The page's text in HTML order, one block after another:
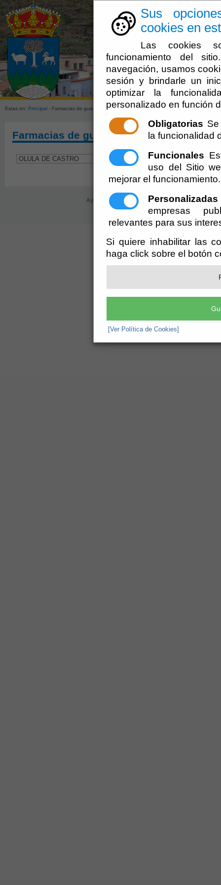
Sus
cookies en
Las cookies
funcionamiento del
navegación, usamos
sesión y brindarle un
optimizar la
personalizado en función
Obligatorias
la funcionalidad
Funcionales
uso del Sitio
mejorar el funcionamiento.
Personalizadas
empresas
relevantes para sus
Si quiere inhabilitar las
haga click sobre el botón
[Ver Política de Cookies]
Estas en: Principal - Farmacias de guardia - OLULA DE CASTRO
Farmacias de guardia - OLULA DE
Ayuntamiento de Olula de Castro (Cif: P-0406800-
registro@oluladecastro.es
Aviso